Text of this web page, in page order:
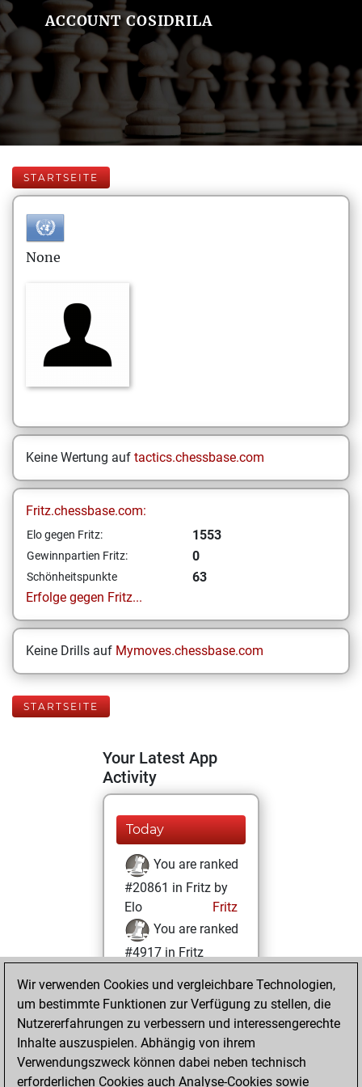
ACCOUNT COSIDRILA
STARTSEITE
None
Keine Wertung auf tactics.chessbase.com
Fritz.chessbase.com:
Elo gegen Fritz: 1553
Gewinnpartien Fritz: 0
Schönheitspunkte
63
Erfolge gegen Fritz...
Keine Drills auf Mymoves.chessbase.com
STARTSEITE
Your Latest App
Activity
Today
You are ranked
#20861 in Fritz by
Elo
Fritz
You are ranked
#4917 in Fritz
Montag, Juni 16,
2025
You achieved a
BeautyScore of 63
Wir verwenden Cookies und vergleichbare Technologien,
um bestimmte Funktionen zur Verfügung zu stellen, die
Nutzererfahrungen zu verbessern und interessengerechte
Inhalte auszuspielen. Abhängig von ihrem
Verwendungszweck können dabei neben technisch
erforderlichen Cookies auch Analyse-Cookies sowie